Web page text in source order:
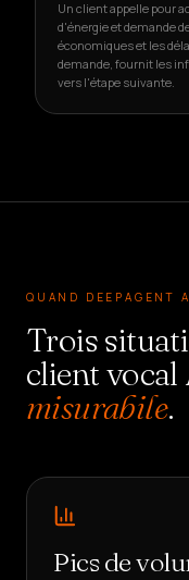
Un client appelle pour
d'énergie et demande
économiques et les
demande, fournit les
vers l'étape suivante.
QUAND DEEPAGENT
Trois
client vocal
misurabile.
Pics de